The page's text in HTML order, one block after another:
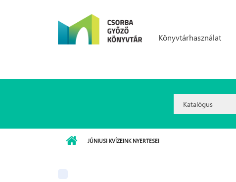
Könyvtárhasználat
Option:
JÚNIUSI KVÍZEINK NYERTESEI